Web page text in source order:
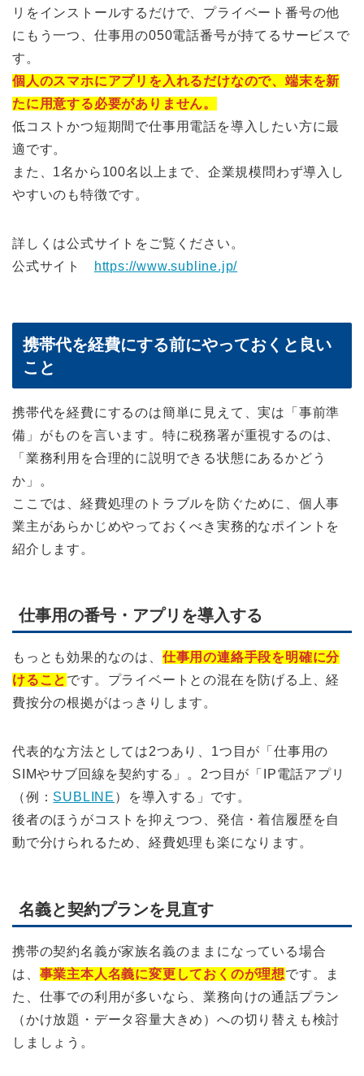
リをインストールするだけで、プライベート番号の他
にもう一つ、仕事用の050電話番号が持てるサービスで
す。
個人のスマホにアプリを入れるだけなので、端末を新
たに用意する必要がありません。
低コストかつ短期間で仕事用電話を導入したい方に最
適です。
また、1名から100名以上まで、企業規模問わず導入し
やすいのも特徴です。
詳しくは公式サイトをご覧ください。
公式サイト
https://www.subline.jp/
携帯代を経費にする前にやっておくと良い
こと
携帯代を経費にするのは簡単に見えて、実は「事前準
備」がものを言います。特に税務署が重視するのは、
「業務利用を合理的に説明できる状態にあるかどう
か」。
ここでは、経費処理のトラブルを防ぐために、個人事
業主があらかじめやっておくべき実務的なポイントを
紹介します。
仕事用の番号・アプリを導入する
もっとも効果的なのは、 仕事用の連絡手段を明確に分
けること です。プライベートとの混在を防げる上、経
費按分の根拠がはっきりします。
代表的な方法としては2つあり、1つ目が「仕事用の
SIMやサブ回線を契約する」。2つ目が「IP電話アプリ
（例： SUBLINE ）を導入する」です。
後者のほうがコストを抑えつつ、発信・着信履歴を自
動で分けられるため、経費処理も楽になります。
名義と契約プランを見直す
携帯の契約名義が家族名義のままになっている場合
は、 事業主本人名義に変更しておくのが理想です。ま
た、仕事での利用が多いなら、業務向けの通話プラン
（かけ放題・データ容量大きめ）への切り替えも検討
しましょう。